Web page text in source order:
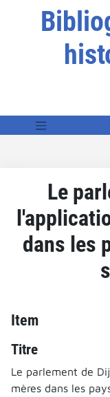
Le
dans les
Item
Titre
Le parlement de
mères dans les